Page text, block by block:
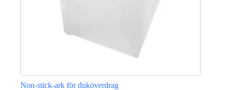
Non-stick-ark för duköverdrag